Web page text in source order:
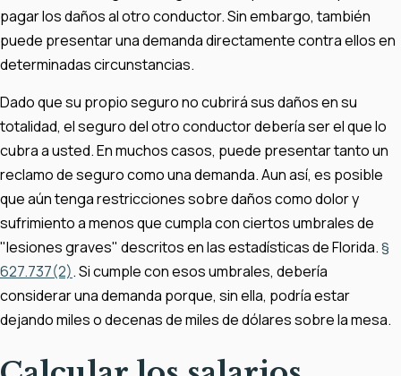
pagar los daños al otro conductor. Sin embargo, también
puede presentar una demanda directamente contra ellos en
determinadas circunstancias.
Dado que su propio seguro no cubrirá sus daños en su
totalidad, el seguro del otro conductor debería ser el que lo
cubra a usted. En muchos casos, puede presentar tanto un
reclamo de seguro como una demanda. Aun así, es posible
que aún tenga restricciones sobre daños como dolor y
sufrimiento a menos que cumpla con ciertos umbrales de
"lesiones graves" descritos en las estadísticas de Florida.§
627.737(2). Si cumple con esos umbrales, debería
considerar una demanda porque, sin ella, podría estar
dejando miles o decenas de miles de dólares sobre la mesa.